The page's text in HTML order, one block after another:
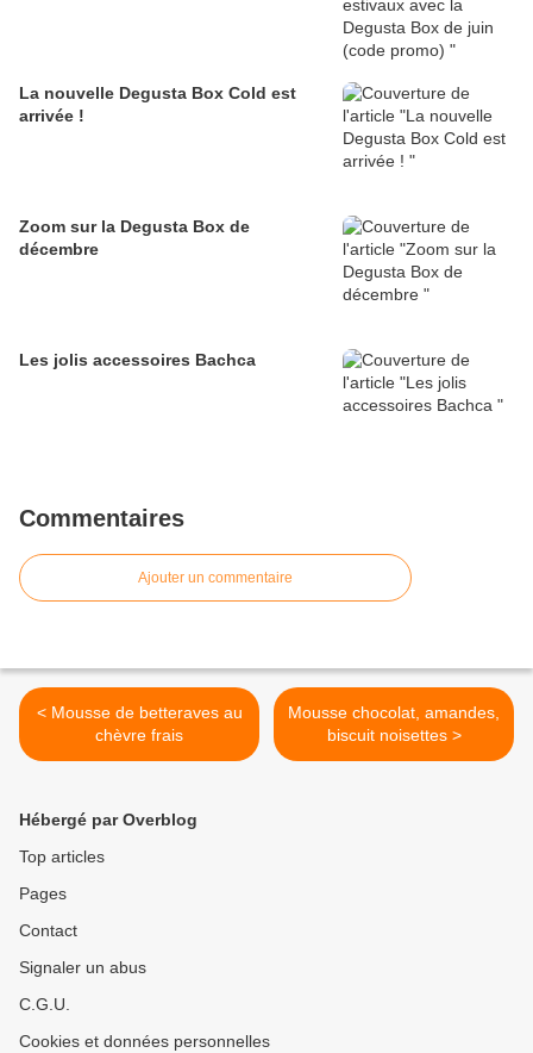
La nouvelle Degusta Box Cold est
arrivée !
Zoom sur la Degusta Box de
décembre
Les jolis accessoires Bachca
Commentaires
Ajouter un commentaire
< Mousse de betteraves au
chèvre frais
Mousse chocolat, amandes,
biscuit noisettes >
Hébergé par Overblog
Top articles
Pages
Contact
Signaler un abus
C.G.U.
Cookies et données personnelles